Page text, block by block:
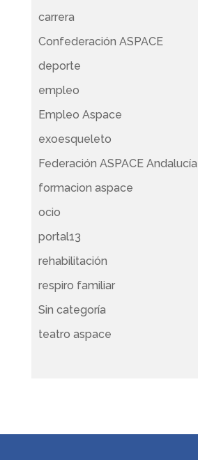
carrera
Confederación ASPACE
deporte
empleo
Empleo Aspace
exoesqueleto
Federación ASPACE Andalucía
formacion aspace
ocio
portal13
rehabilitación
respiro familiar
Sin categoría
teatro aspace